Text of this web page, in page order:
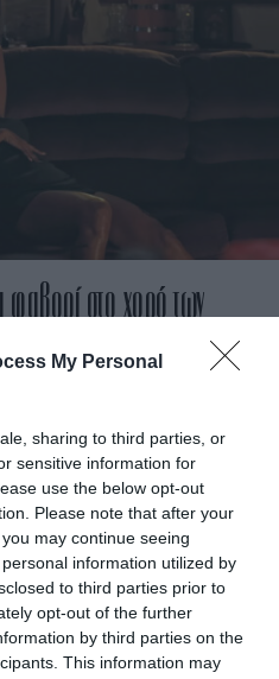
My Personal
sharing to third parties, or
sensitive information for
use the below opt-out
Please note that after your
may continue seeing
information utilized by
to third parties prior to
opt-out of the further
by third parties on the
This information may
στο χορό των
μας έλειψαν